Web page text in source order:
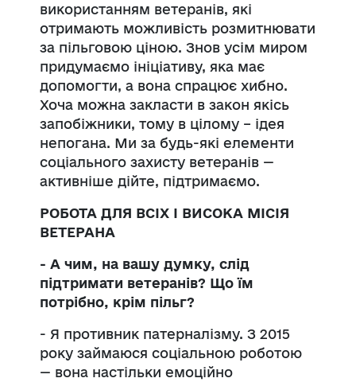
використанням ветеранів, які
отримають можливість розмитнювати
за пільговою ціною. Знов усім миром
придумаємо ініціативу, яка має
допомогти, а вона спрацює хибно.
Хоча можна закласти в закон якісь
запобіжники, тому в цілому – ідея
непогана. Ми за будь-які елементи
соціального захисту ветеранів —
активніше дійте, підтримаємо.
РОБОТА ДЛЯ ВСІХ І ВИСОКА МІСІЯ
ВЕТЕРАНА
- А чим, на вашу думку, слід
підтримати ветеранів? Що їм
потрібно, крім пільг?
- Я противник патерналізму. З 2015
року займаюся соціальною роботою
— вона настільки емоційно